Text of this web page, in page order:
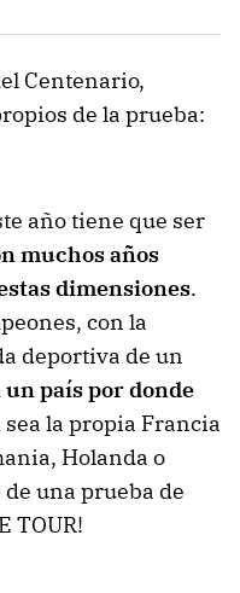
Centenario,
de la prueba:
año tiene que ser
muchos años
dimensiones.
con la
deportiva de un
país por donde
sea la propia Francia
Holanda o
de una prueba de
TOUR!